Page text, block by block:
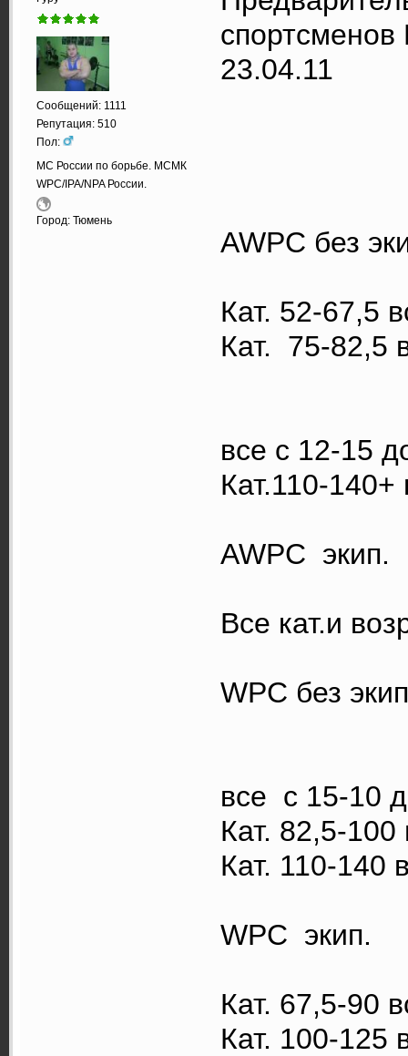
Сообщений: 1111
Репутация: 510
Пол:
МС России по борьбе. МСМК
WPC/IPA/NPA России.
Город: Тюмень
спортсменов
23.04.11
AWPC без
Кат. 52-67,5
Кат. 75-
все с 12-15
Кат.110-
AWPC экип.
Все кат.и
все с 15-10
Кат. 82,5-
Кат. 110-140
WPC экип.
Кат. 67,5-90
Кат. 100-125